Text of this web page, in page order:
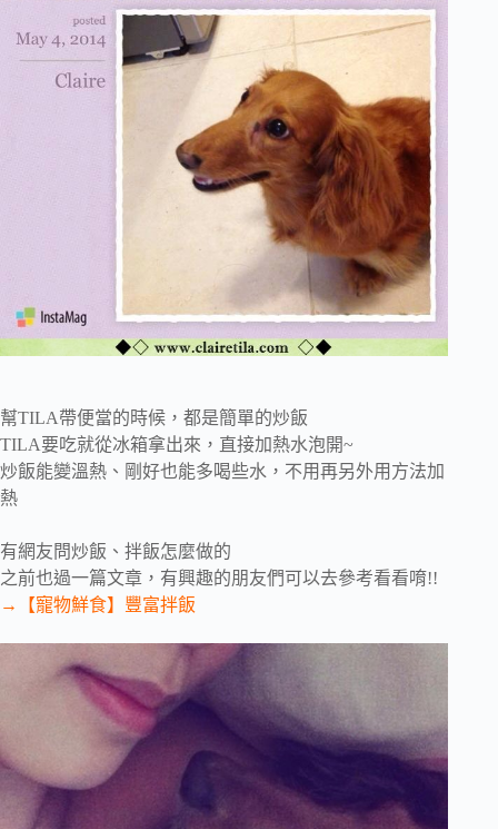
幫TILA帶便當的時候，都是簡單的炒飯
TILA要吃就從冰箱拿出來，直接加熱水泡開~
炒飯能變溫熱、剛好也能多喝些水，不用再另外用方法加
熱
有網友問炒飯、拌飯怎麼做的
之前也過一篇文章，有興趣的朋友們可以去參考看看唷!!
→【寵物鮮食】豐富拌飯